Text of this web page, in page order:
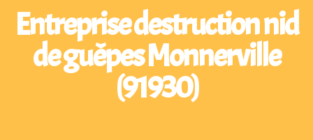
Entreprise destruction nid
de guêpes Monnerville
(91930)